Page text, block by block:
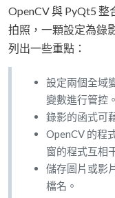
OpenCV 與 PyQt5
拍照，一顆設定為錄
列出一些重點：
設定兩個全域
變數進行管控。
錄影的函式可
OpenCV 的程
窗的程式互相
儲存圖片或影
檔名。